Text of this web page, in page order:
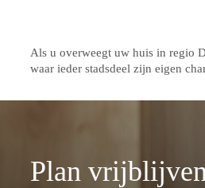
Als u overweegt uw huis in regio
waar ieder stadsdeel zijn eigen
Plan